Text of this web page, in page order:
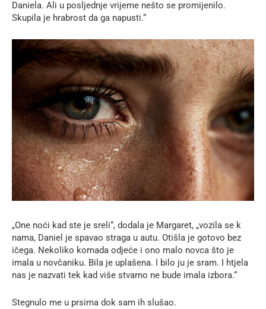
Daniela. Ali u posljednje vrijeme nešto se promijenilo.
Skupila je hrabrost da ga napusti.“
„One noći kad ste je sreli“, dodala je Margaret, „vozila se k
nama, Daniel je spavao straga u autu. Otišla je gotovo bez
ičega. Nekoliko komada odjeće i ono malo novca što je
imala u novčaniku. Bila je uplašena. I bilo ju je sram. I htjela
nas je nazvati tek kad više stvarno ne bude imala izbora.“
Stegnulo me u prsima dok sam ih slušao.